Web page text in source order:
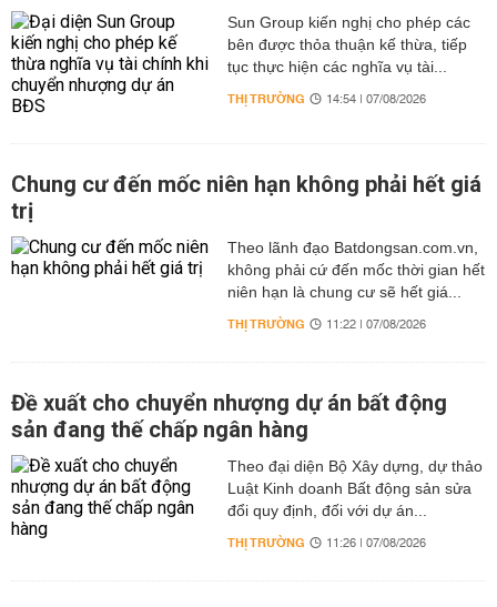
Sun Group kiến nghị cho phép các
bên được thỏa thuận kế thừa, tiếp
tục thực hiện các nghĩa vụ tài...
THỊ TRƯỜNG 14:54 | 07/08/2026
Chung cư đến mốc niên hạn không phải hết giá
trị
Theo lãnh đạo Batdongsan.com.vn,
không phải cứ đến mốc thời gian hết
niên hạn là chung cư sẽ hết giá...
THỊ TRƯỜNG 11:22 | 07/08/2026
Đề xuất cho chuyển nhượng dự án bất động
sản đang thế chấp ngân hàng
Theo đại diện Bộ Xây dựng, dự thảo
Luật Kinh doanh Bất động sản sửa
đổi quy định, đối với dự án...
THỊ TRƯỜNG 11:26 | 07/08/2026